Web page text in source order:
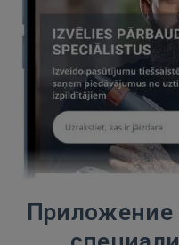
Приложение